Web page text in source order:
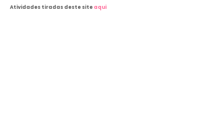
Atividades tiradas deste site aqui